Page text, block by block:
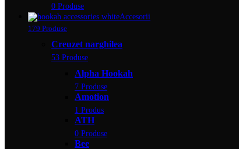
0 Produse
Accesorii
179 Produse
Creuzet narghilea
53 Produse
Alpha Hookah
7 Produse
Amotion
1 Produs
ATH
0 Produse
Bee